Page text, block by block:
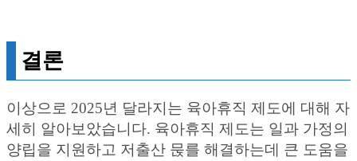
결론
이상으로 2025년 달라지는 육아휴직 제도에 대해 자
세히 알아보았습니다. 육아휴직 제도는 일과 가정의
양립을 지원하고 저출산 묹를 해결하는데 큰 도움을